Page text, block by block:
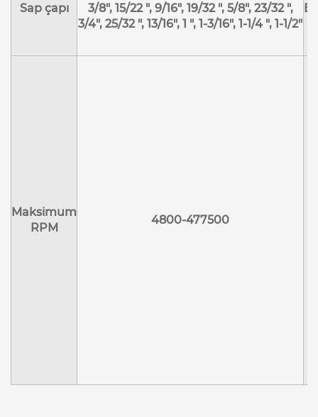
Sap çapı
3/8", 15/22 ", 9/16", 19/32 ", 5/8", 23/32 ",
3/4", 25/32 ", 13/16", 1 ", 1-3/16", 1-1/4 ", 1-1/2"
Maksimum
RPM
4800-477500